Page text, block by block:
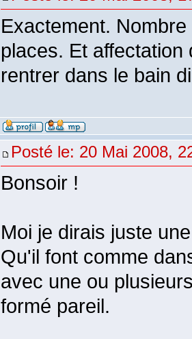
Exactement.
places. Et
rentrer dans le bain
Posté le: 20 Mai 2008,
Bonsoir !
Moi je dirais juste
Qu'il font comme
avec une ou
formé pareil.